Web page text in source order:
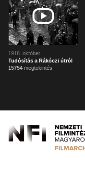
1918. október
Tudósítás a Rákóczi útról
15754 megtekintés